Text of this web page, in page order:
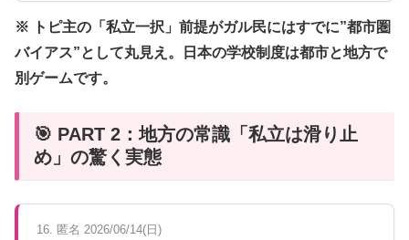
※ トピ主の「私立一択」前提がガル民にはすでに”都市圏
バイアス”として丸見え。日本の学校制度は都市と地方で
別ゲームです。
🎯 PART 2：地方の常識「私立は滑り止
め」の驚く実態
16. 匿名 2026/06/14(日)